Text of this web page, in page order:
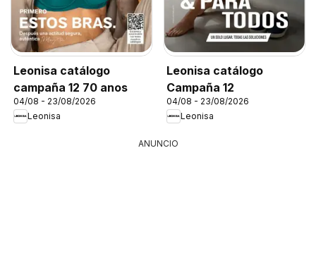
Leonisa catálogo
campaña 12 70 anos
04/08 - 23/08/2026
Leonisa
Leonisa catálogo
Campaña 12
04/08 - 23/08/2026
Leonisa
ANUNCIO